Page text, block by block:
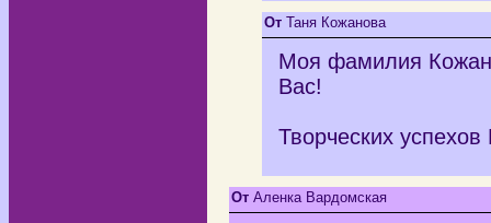
От Таня Кожанова
Моя фамилия
Вас!
Творческих
От Аленка Вардомская